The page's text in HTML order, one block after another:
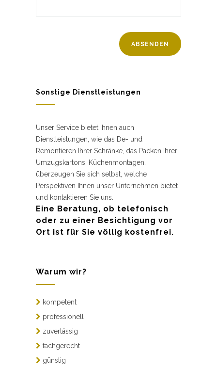
Sonstige Dienstleistungen
Unser Service bietet Ihnen auch
Dienstleistungen, wie das De- und
Remontieren Ihrer Schränke, das Packen Ihrer
Umzugskartons, Küchenmontagen.
überzeugen Sie sich selbst, welche
Perspektiven Ihnen unser Unternehmen bietet
und kontaktieren Sie uns.
Eine Beratung, ob telefonisch
oder zu einer Besichtigung vor
Ort ist für Sie völlig kostenfrei.
Warum wir?
kompetent
professionell
zuverlässig
fachgerecht
günstig